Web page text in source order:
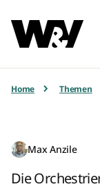
Home Themen
Max Anzile
Die